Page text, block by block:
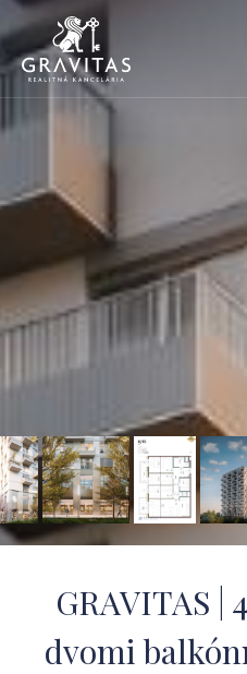
GRAVITAS |
dvomi